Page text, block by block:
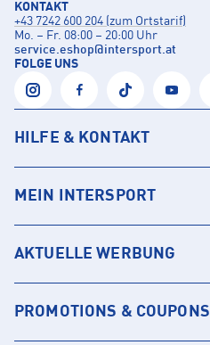
KONTAKT
+43 7242 600 204 (zum Ortstarif)
Mo. – Fr. 08:00 – 20:00 Uhr
service.eshop@intersport.at
FOLGE UNS
HILFE & KONTAKT
MEIN INTERSPORT
AKTUELLE WERBUNG
PROMOTIONS & COUPONS